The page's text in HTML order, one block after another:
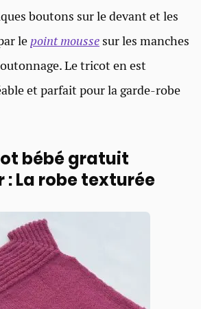
boutons sur le devant et les
le point mousse sur les manches
Le tricot en est
et parfait pour la garde-robe
bébé gratuit
La robe texturée